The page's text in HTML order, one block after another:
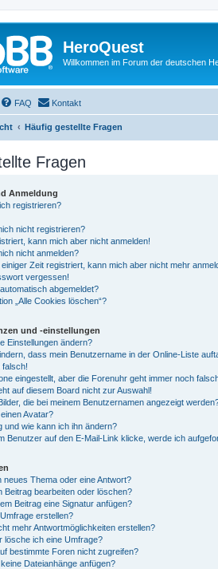
HeroQuest
Willkommen im Forum der deutschen
FAQ Kontakt
Häufig gestellte Fragen
Fragen
Anmeldung
registrieren?
nicht registrieren?
kann mich aber nicht anmelden!
nicht anmelden?
Zeit registriert, kann mich aber nicht mehr
vergessen!
abgemeldet?
„Alle Cookies löschen“?
und -einstellungen
Einstellungen ändern?
dass mein Benutzername in der Online-Liste
falsch!
eingestellt, aber die Forenuhr geht immer noch
auf diesem Board nicht zur Auswahl!
die bei meinem Benutzernamen angezeigt
Avatar?
und wie kann ich ihn ändern?
Benutzer auf den E-Mail-Link klicke, werde ich
neues Thema oder eine Antwort?
Beitrag bearbeiten oder löschen?
Beitrag eine Signatur anfügen?
erstellen?
mehr Antwortmöglichkeiten erstellen?
lösche ich eine Umfrage?
bestimmte Foren nicht zugreifen?
Dateianhänge anfügen?